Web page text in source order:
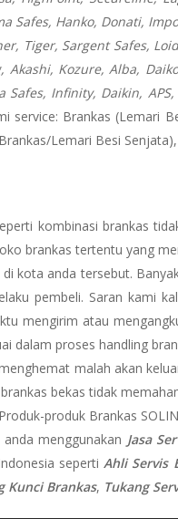
Safes, Hanko, Donati,
Tiger, Sargent Safes,
Kozure, Alba,
Infinity, Daikin,
service: Brankas (Lemari
Lemari Besi
kombinasi brankas
brankas tertentu yang
kota anda tersebut.
pembeli. Saran kami
mengirim atau
dalam proses handling
malah akan
bekas tidak
produk Brankas
menggunakan Jasa
sepertiAhli Servis
Kunci Brankas, Tukang